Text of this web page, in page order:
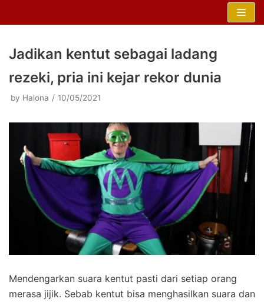
Jadikan kentut sebagai ladang
rezeki, pria ini kejar rekor dunia
by Halona 10/05/2021
Mendengarkan suara kentut pasti dari setiap orang
merasa jijik. Sebab kentut bisa menghasilkan suara dan